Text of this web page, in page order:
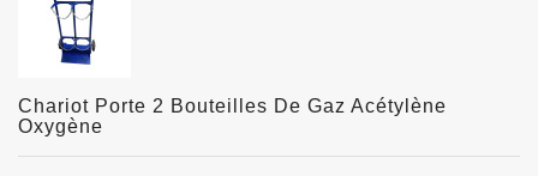
Chariot Porte 2 Bouteilles De Gaz Acétylène
Oxygène